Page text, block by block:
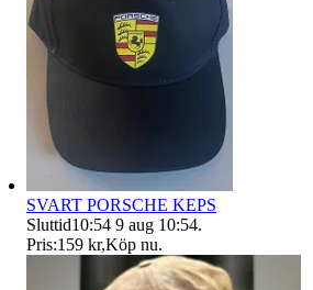
SVART PORSCHE KEPS
Sluttid10:54 9 aug 10:54.
Pris:159 kr,Köp nu.